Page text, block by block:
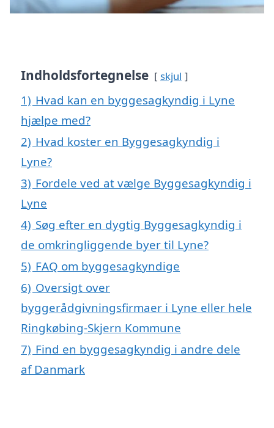
Indholdsfortegnelse skjul
1) Hvad kan en byggesagkyndig i Lyne
hjælpe med?
2) Hvad koster en Byggesagkyndig i
Lyne?
3) Fordele ved at vælge Byggesagkyndig i
Lyne
4) Søg efter en dygtig Byggesagkyndig i
de omkringliggende byer til Lyne?
5) FAQ om byggesagkyndige
6) Oversigt over
byggerådgivningsfirmaer i Lyne eller hele
Ringkøbing-Skjern Kommune
7) Find en byggesagkyndig i andre dele
af Danmark